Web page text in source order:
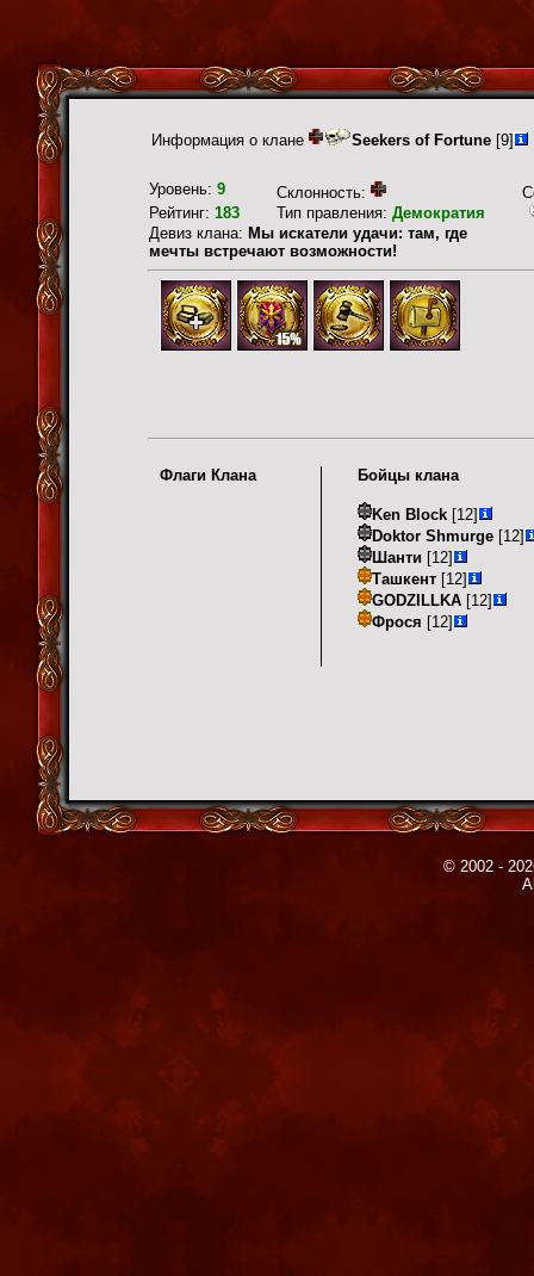
Информация о клане Seekers of Fortune [9]
Уровень: 9 Склонность:
Рейтинг: 183 Тип правления: Демократия
Девиз клана: Мы искатели удачи: там, где
мечты встречают возможности!
Флаги Клана Бойцы клана
Ken Block [12]
Doktor Shmurge [12]
Шанти [12]
Ташкент [12]
GODZILLKA [12]
Фрося [12]
© 2002 -